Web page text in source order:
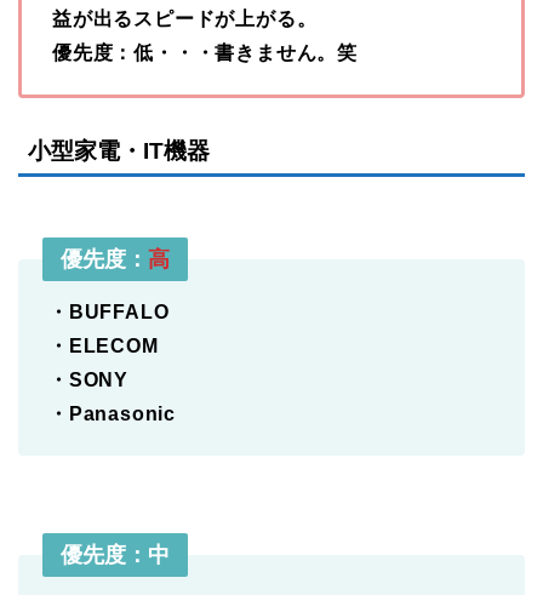
益が出るスピードが上がる。
優先度：低・・・書きません。笑
小型家電・IT機器
優先度： 高
・BUFFALO
・ELECOM
・SONY
・Panasonic
優先度： 中